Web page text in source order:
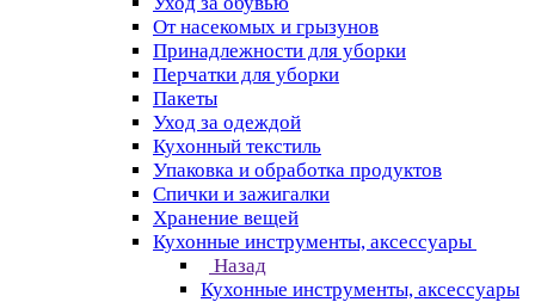
От насекомых и грызунов
Принадлежности для уборки
Перчатки для уборки
Пакеты
Уход за одеждой
Кухонный текстиль
Упаковка и обработка продуктов
Спички и зажигалки
Хранение вещей
Кухонные инструменты, аксессуары
Назад
Кухонные инструменты, аксессуары